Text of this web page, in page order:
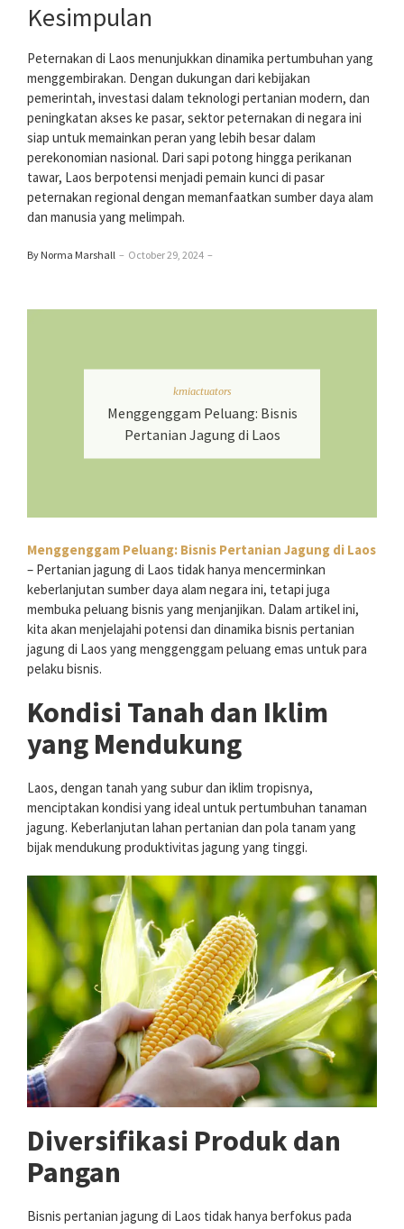
Kesimpulan
Peternakan di Laos menunjukkan dinamika pertumbuhan yang
menggembirakan. Dengan dukungan dari kebijakan
pemerintah, investasi dalam teknologi pertanian modern, dan
peningkatan akses ke pasar, sektor peternakan di negara ini
siap untuk memainkan peran yang lebih besar dalam
perekonomian nasional. Dari sapi potong hingga perikanan
tawar, Laos berpotensi menjadi pemain kunci di pasar
peternakan regional dengan memanfaatkan sumber daya alam
dan manusia yang melimpah.
By Norma Marshall – October 29, 2024 –
kmiactuators
Menggenggam Peluang: Bisnis
Pertanian Jagung di Laos
Menggenggam Peluang: Bisnis Pertanian Jagung di Laos
– Pertanian jagung di Laos tidak hanya mencerminkan
keberlanjutan sumber daya alam negara ini, tetapi juga
membuka peluang bisnis yang menjanjikan. Dalam artikel ini,
kita akan menjelajahi potensi dan dinamika bisnis pertanian
jagung di Laos yang menggenggam peluang emas untuk para
pelaku bisnis.
Kondisi Tanah dan Iklim
yang Mendukung
Laos, dengan tanah yang subur dan iklim tropisnya,
menciptakan kondisi yang ideal untuk pertumbuhan tanaman
jagung. Keberlanjutan lahan pertanian dan pola tanam yang
bijak mendukung produktivitas jagung yang tinggi.
Diversifikasi Produk dan
Pangan
Bisnis pertanian jagung di Laos tidak hanya berfokus pada